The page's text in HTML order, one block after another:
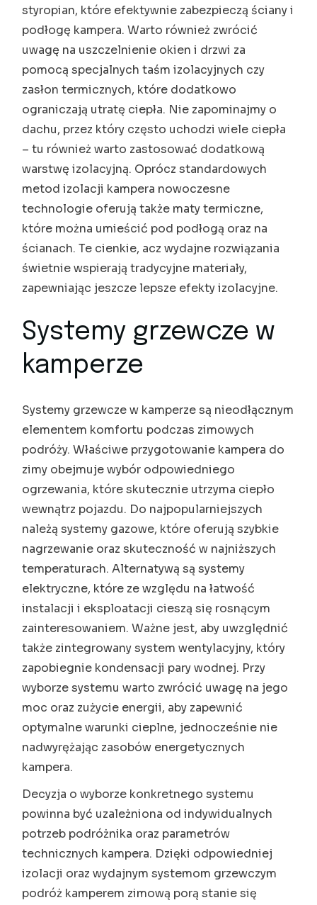
styropian, które efektywnie zabezpieczą ściany i
podłogę kampera. Warto również zwrócić
uwagę na uszczelnienie okien i drzwi za
pomocą specjalnych taśm izolacyjnych czy
zasłon termicznych, które dodatkowo
ograniczają utratę ciepła. Nie zapominajmy o
dachu, przez który często uchodzi wiele ciepła
– tu również warto zastosować dodatkową
warstwę izolacyjną. Oprócz standardowych
metod izolacji kampera nowoczesne
technologie oferują także maty termiczne,
które można umieścić pod podłogą oraz na
ścianach. Te cienkie, acz wydajne rozwiązania
świetnie wspierają tradycyjne materiały,
zapewniając jeszcze lepsze efekty izolacyjne.
Systemy grzewcze w
kamperze
Systemy grzewcze w kamperze są nieodłącznym
elementem komfortu podczas zimowych
podróży. Właściwe przygotowanie kampera do
zimy obejmuje wybór odpowiedniego
ogrzewania, które skutecznie utrzyma ciepło
wewnątrz pojazdu. Do najpopularniejszych
należą systemy gazowe, które oferują szybkie
nagrzewanie oraz skuteczność w najniższych
temperaturach. Alternatywą są systemy
elektryczne, które ze względu na łatwość
instalacji i eksploatacji cieszą się rosnącym
zainteresowaniem. Ważne jest, aby uwzględnić
także zintegrowany system wentylacyjny, który
zapobiegnie kondensacji pary wodnej. Przy
wyborze systemu warto zwrócić uwagę na jego
moc oraz zużycie energii, aby zapewnić
optymalne warunki cieplne, jednocześnie nie
nadwyrężając zasobów energetycznych
kampera.
Decyzja o wyborze konkretnego systemu
powinna być uzależniona od indywidualnych
potrzeb podróżnika oraz parametrów
technicznych kampera. Dzięki odpowiedniej
izolacji oraz wydajnym systemom grzewczym
podróż kamperem zimową porą stanie się